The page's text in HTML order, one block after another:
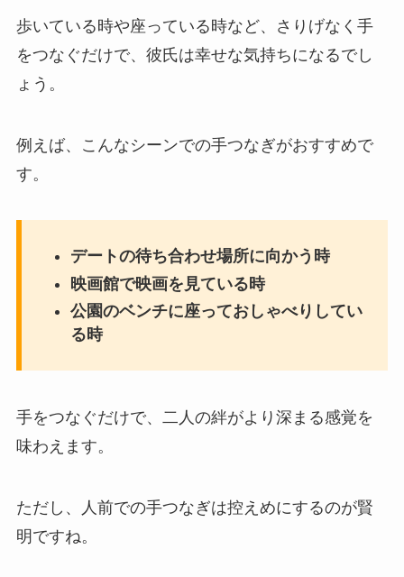
歩いている時や座っている時など、さりげなく手
をつなぐだけで、彼氏は幸せな気持ちになるでし
ょう。
例えば、こんなシーンでの手つなぎがおすすめで
す。
デートの待ち合わせ場所に向かう時
映画館で映画を見ている時
公園のベンチに座っておしゃべりしてい
る時
手をつなぐだけで、二人の絆がより深まる感覚を
味わえます。
ただし、人前での手つなぎは控えめにするのが賢
明ですね。